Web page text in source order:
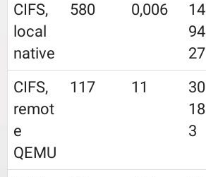
CIFS,
local
native
580 0,006
14
94
27
CIFS,
remot
e
QEMU
117 11
30
18
3